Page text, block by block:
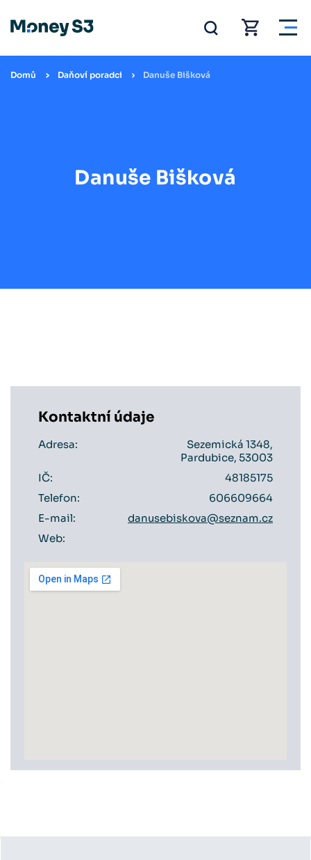
Domů Daňoví poradci Danuše Bišková
Danuše Bišková
Kontaktní údaje
Adresa:
Sezemická 1348,
Pardubice, 53003
IČ:
48185175
Telefon:
606609664
E-mail:
danusebiskova@seznam.cz
Web: